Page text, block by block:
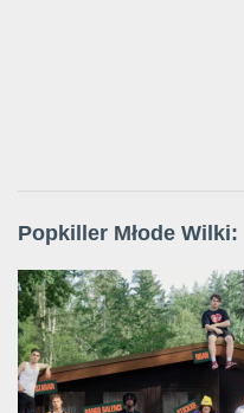
Popkiller Młode Wilki: